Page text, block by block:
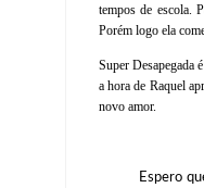
tempos de escola.
Porém logo ela
Super Desapegada
a hora de Raquel
novo amor.
Espero